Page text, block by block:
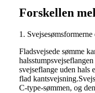
Forskellen
1.
Fladsvejsede sømme
svejseflange uden hals
flad
C-type-sømmen, og